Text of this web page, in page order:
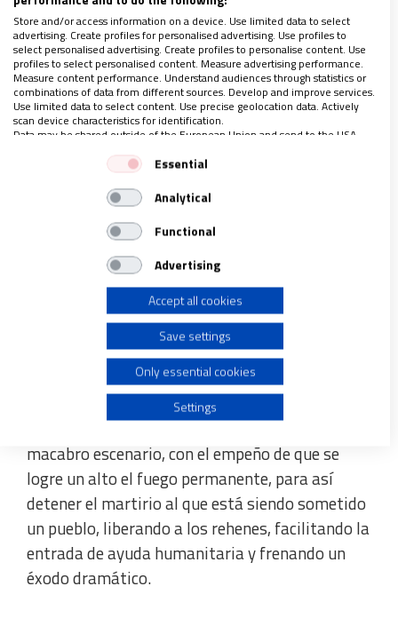
Ataque de Israel en Gaza
A buen seguro que, en los próximos días y
semanas, esta propuesta se topará con
innumerables obstáculos, y hasta parecerá
quebrarse. Sin embargo, con sus debilidades y
suspicacias, esta hoja de ruta, que cuenta con
un respaldo significativo tanto de Oriente como
de Occidente, abre una ventana a la esperanza.
No será el plan perfecto, ni para unos ni para
otros, pero permite comenzar a desenredar un
macabro escenario, con el empeño de que se
logre un alto el fuego permanente, para así
detener el martirio al que está siendo sometido
un pueblo, liberando a los rehenes, facilitando la
entrada de ayuda humanitaria y frenando un
éxodo dramático.
Store and/or access information on a device. Use limited data to select
advertising. Create profiles for personalised advertising. Use profiles to
select personalised advertising. Create profiles to personalise content. Use
profiles to select personalised content. Measure advertising performance.
Measure content performance. Understand audiences through statistics or
combinations of data from different sources. Develop and improve services.
Use limited data to select content. Use precise geolocation data. Actively
scan device characteristics for identification.
Data may be shared outside of the European Union and send to the USA.
Your consent and the cookie policy applies solely to this website/app.
View Partner List (1 IAB Vendors)
We use your data for the following purposes:
IAB processing purposes:
Use limited data to select advertising
Create profiles for personalised advertising
Use profiles to select personalised advertising
Create profiles to personalise content
Use profiles to select personalised content
Measure advertising performance
Essential
Analytical
Functional
Advertising
Accept all cookies
Save settings
Only essential cookies
Settings